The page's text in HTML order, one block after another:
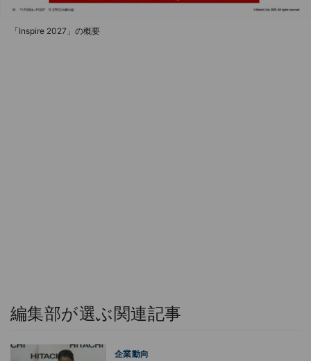
「Inspire 2027」の概要
編集部が選ぶ関連記事
企業動向